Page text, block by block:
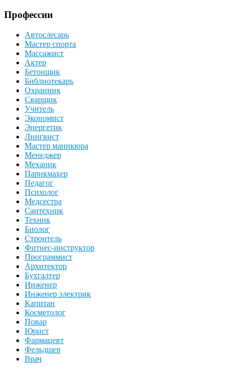
Профессии
Автослесарь
Мастер спорта
Массажист
Актер
Бетонщик
Библиотекарь
Охранник
Сварщик
Учитель
Экономист
Энергетик
Лингвист
Мастер маникюра
Менеджер
Механик
Парикмахер
Педагог
Психолог
Медсестра
Сантехник
Техник
Биолог
Строитель
Фитнес-инструктор
Программист
Архитектор
Бухгалтер
Инженер
Инженер электрик
Капитан
Косметолог
Повар
Юрист
Фармацевт
Фельдшер
Врач